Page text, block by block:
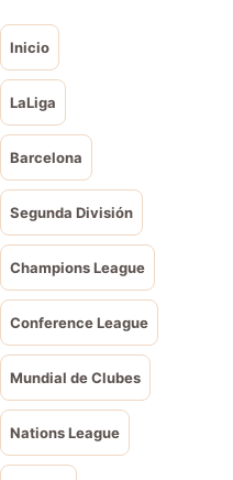
Inicio
LaLiga
Barcelona
Segunda División
Champions League
Conference League
Mundial de Clubes
Nations League